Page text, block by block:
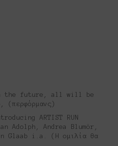
the future, all will be
(περφόρμανς)
ARTIST RUN
Adolph, Andrea Blumör,
Glaab i.a. (Η ομιλία θα